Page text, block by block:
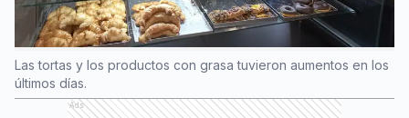
Las tortas y los productos con grasa tuvieron aumentos en los
últimos días.
Ads